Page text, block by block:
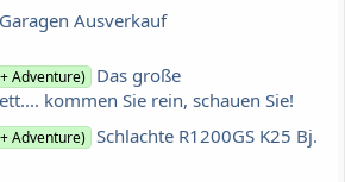
Garagen Ausverkauf
Adventure) Das große
kommen Sie rein, schauen Sie!
Adventure) Schlachte R1200GS K25 Bj.